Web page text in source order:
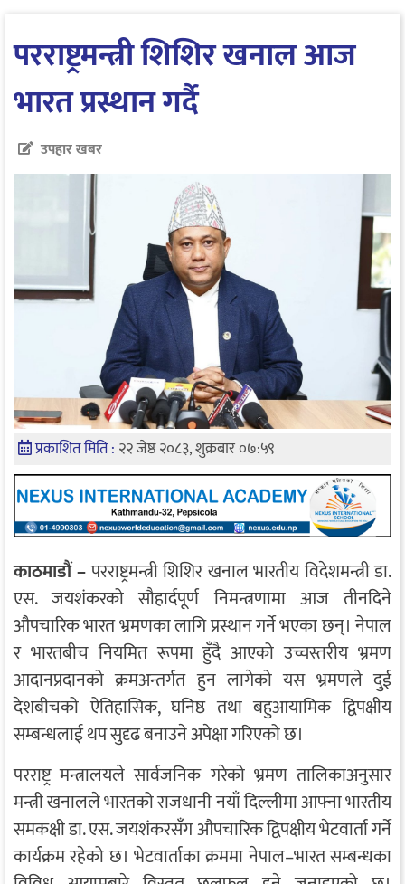
परराष्ट्रमन्त्री शिशिर खनाल आज
भारत प्रस्थान गर्दै
उपहार खबर
प्रकाशित मिति : २२ जेष्ठ २०८३, शुक्रबार ०७:५९
काठमाडौं –परराष्ट्रमन्त्री शिशिर खनाल भारतीय विदेशमन्त्री डा.
एस. जयशंकरको सौहार्दपूर्ण निमन्त्रणामा आज तीनदिने
औपचारिक भारत भ्रमणका लागि प्रस्थान गर्ने भएका छन्। नेपाल
र भारतबीच नियमित रूपमा हुँदै आएको उच्चस्तरीय भ्रमण
आदानप्रदानको क्रमअन्तर्गत हुन लागेको यस भ्रमणले दुई
देशबीचको ऐतिहासिक, घनिष्ठ तथा बहुआयामिक द्विपक्षीय
सम्बन्धलाई थप सुदृढ बनाउने अपेक्षा गरिएको छ।
परराष्ट्र मन्त्रालयले सार्वजनिक गरेको भ्रमण तालिकाअनुसार
मन्त्री खनालले भारतको राजधानी नयाँ दिल्लीमा आफ्ना भारतीय
समकक्षी डा. एस. जयशंकरसँग औपचारिक द्विपक्षीय भेटवार्ता गर्ने
कार्यक्रम रहेको छ। भेटवार्ताका क्रममा नेपाल–भारत सम्बन्धका